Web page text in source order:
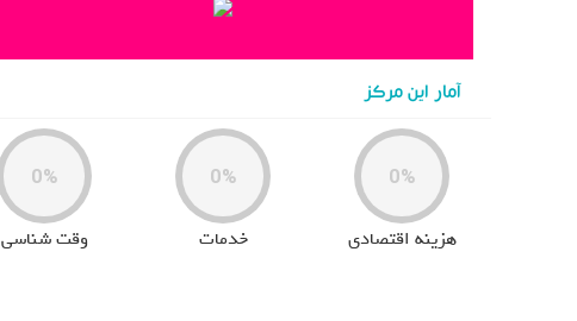
آمار این مرکز
0%
وقت شناسی
0%
خدمات
0%
هزینه اقتصادی